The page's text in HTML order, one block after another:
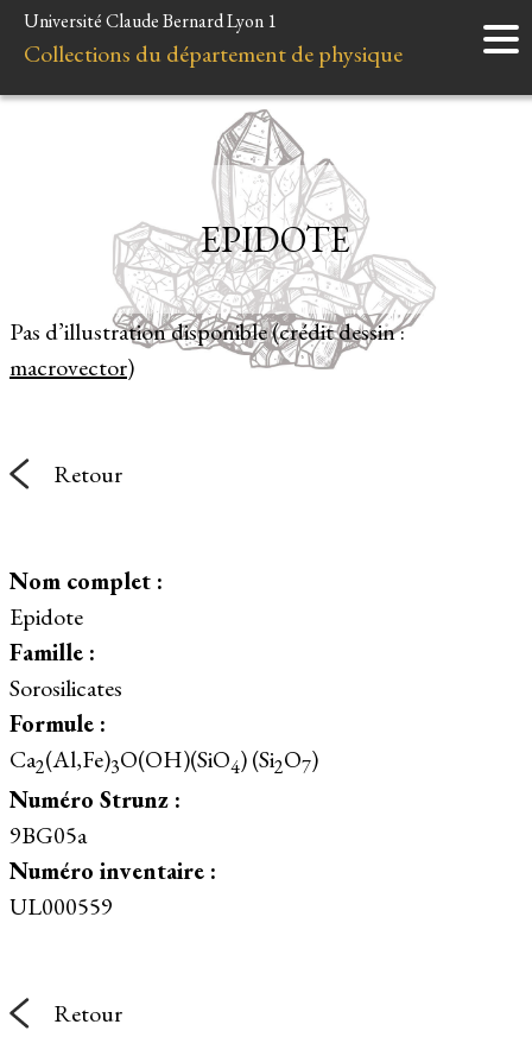
Accueil
Instruments
Liens et ressources
Université Claude Bernard Lyon 1
Collections du département de physique
Pas d’illustration disponible (crédit dessin :
macrovector)
EPIDOTE
Retour
Nom complet :
Epidote
Famille :
Sorosilicates
Formule :
Ca2(Al,Fe)3O(OH)(SiO4) (Si2O7)
Numéro Strunz :
9BG05a
Numéro inventaire :
UL000559
Retour